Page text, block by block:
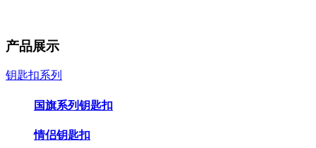
产品展示
钥匙扣系列
国旗系列钥匙扣
情侣钥匙扣